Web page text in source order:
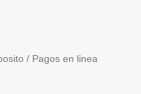
/ Pagos en linea